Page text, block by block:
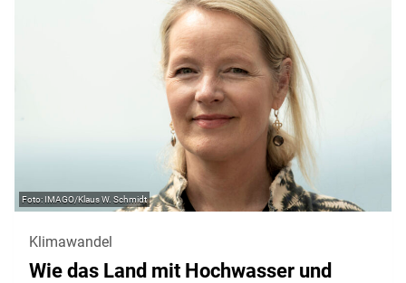
IMAGO/Klaus W. Schmidt
Klimawandel
Wie das Land mit Hochwasser und